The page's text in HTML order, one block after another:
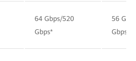
64 Gbps/520
Gbps*
56
Gbps*